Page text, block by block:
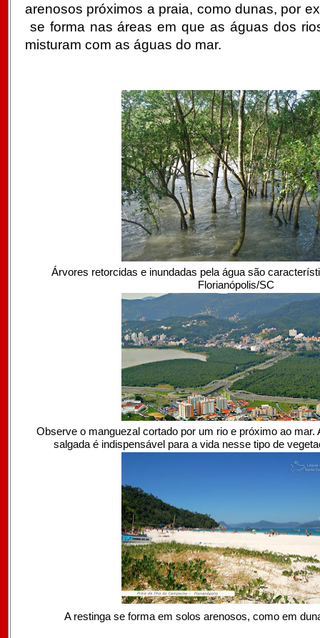
arenosos próximos a praia, como dunas, por
se forma nas áreas em que as águas dos
misturam com as águas do mar.
Árvores retorcidas e inundadas pela água são
Florianópolis/SC
Observe o manguezal cortado por um rio e próximo ao mar.
salgada é indispensável para a vida nesse tipo de
A restinga se forma em solos arenosos, como em